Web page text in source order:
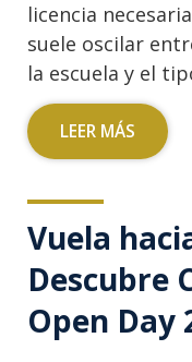
licencia
suele oscilar
la escuela y el
LEER MÁS
Vuela
Descubre
Open Day